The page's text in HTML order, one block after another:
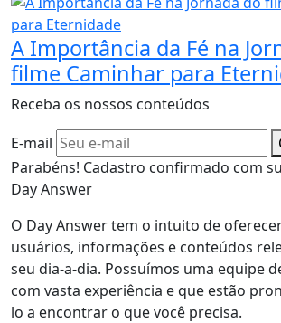
A Importância da Fé na
filme Caminhar para
Receba os nossos conteúdos
E-mail
Parabéns! Cadastro confirmado com
Day Answer
O Day Answer tem o intuito de
usuários, informações e conteúdos
seu dia-a-dia. Possuímos uma equipe
com vasta experiência e que estão
lo a encontrar o que você precisa.